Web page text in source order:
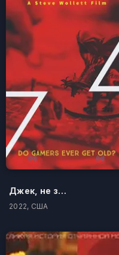
Джек, не зевай!
2022, США